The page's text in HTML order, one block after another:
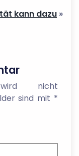
kann dazu »
wird nicht
sind mit *